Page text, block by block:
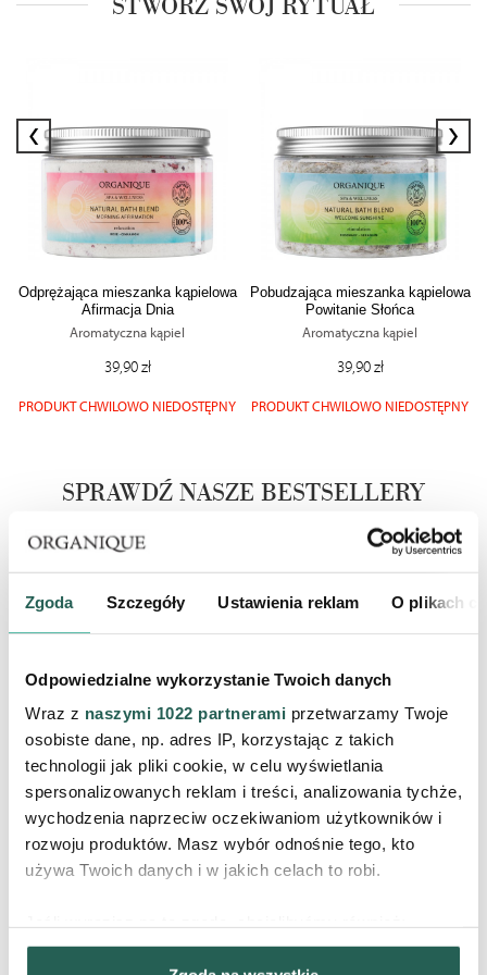
Zgoda Szczegóły Ustawienia reklam O plikach
Odpowiedzialne wykorzystanie Twoich danych
Wraz z naszymi 1022 partnerami przetwarzamy Twoje
osobiste dane, np. adres IP, korzystając z takich
technologii jak pliki cookie, w celu wyświetlania
spersonalizowanych reklam i treści, analizowania tychże,
wychodzenia naprzeciw oczekiwaniom użytkowników i
rozwoju produktów. Masz wybór odnośnie tego, kto
używa Twoich danych i w jakich celach to robi.
Gromadzić dane dotyczące Twojej lokalizacji
STWÓRZ SWÓJ RYTUAŁ
Odprężająca mieszanka kąpielowa
Afirmacja Dnia
Aromatyczna kąpiel
39,90 zł
PRODUKT CHWILOWO NIEDOSTĘPNY
Pobudzająca mieszanka kąpielowa
Powitanie Słońca
Aromatyczna kąpiel
39,90 zł
PRODUKT CHWILOWO NIEDOSTĘPNY
‹ ›
SPRAWDŹ NASZE BESTSELLERY
Kojące masło do ciała Soothing
Goat Milk
Masła i balsamy do ciała
PRODUKT CHWILOWO NIEDOSTĘPNY
Nawilżające masło do ciała Bloom
Essence
Masła i balsamy do ciała
PRODUKT CHWILOWO NIEDOSTĘPNY
‹